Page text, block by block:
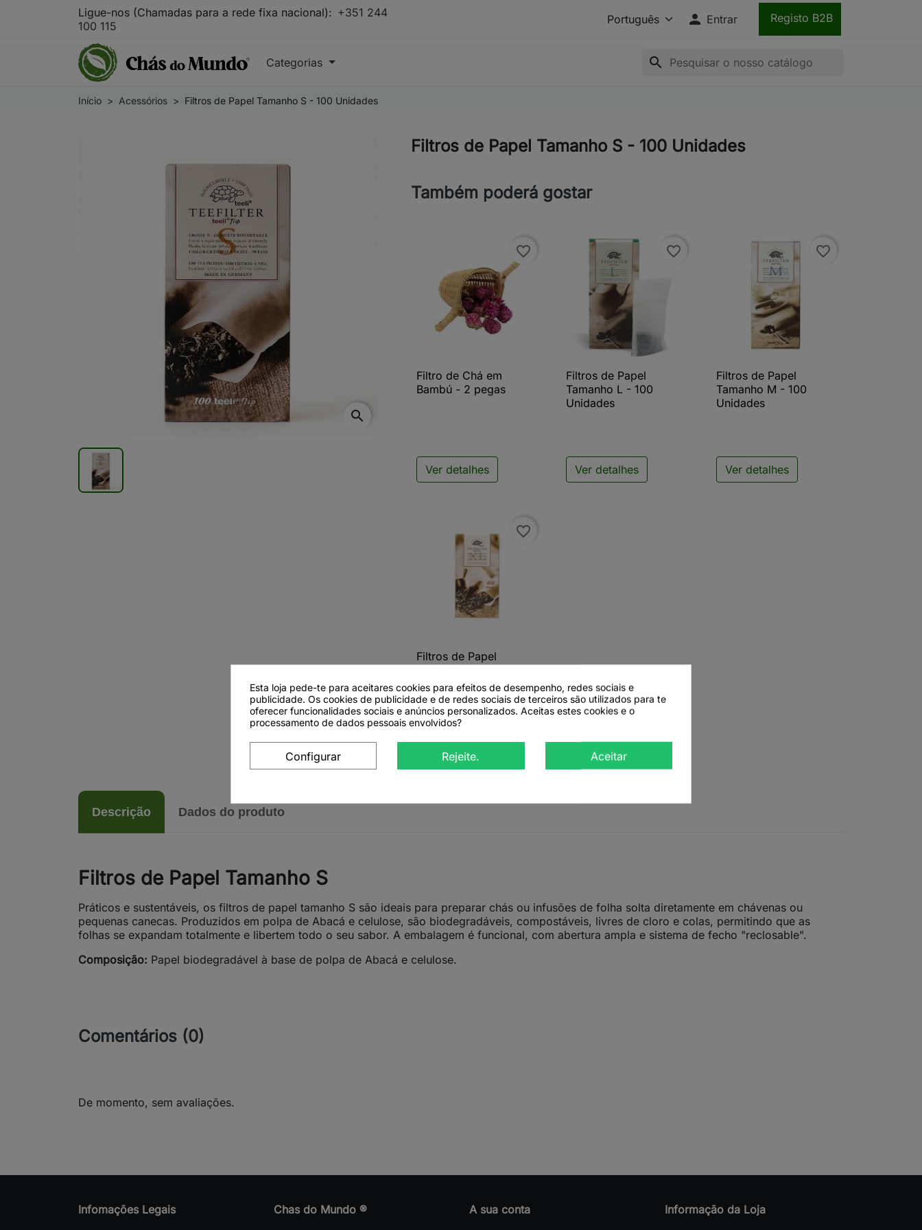
Ligue-nos (Chamadas para a rede fixa nacional): +351 244
100 115
 Entrar Registo B2B
Categorias search
Início Acessórios Filtros de Papel Tamanho S - 100 Unidades
search
Filtros de Papel Tamanho S - 100 Unidades
Também poderá gostar
favorite_border
 Vista rápida
Filtro de Chá em
Bambú - 2 pegas
Ver detalhes
favorite_border
 Vista rápida
Filtros de Papel
Tamanho L - 100
Unidades
Ver detalhes
favorite_border
 Vista rápida
Filtros de Papel
Tamanho M - 100
Unidades
Ver detalhes
favorite_border
 Vista rápida
Filtros de Papel
Tamanho XL - 60
Unidades
Ver detalhes
Descrição Dados do produto
Filtros de Papel Tamanho S
Práticos e sustentáveis, os filtros de papel tamanho S são ideais para preparar chás ou infusões de folha solta diretamente em chávenas ou
pequenas canecas. Produzidos em polpa de Abacá e celulose, são biodegradáveis, compostáveis, livres de cloro e colas, permitindo que as
folhas se expandam totalmente e libertem todo o seu sabor. A embalagem é funcional, com abertura ampla e sistema de fecho "reclosable".
Composição: Papel biodegradável à base de polpa de Abacá e celulose.
Comentários (0)
De momento, sem avaliações.
Infomações Legais Chas do Mundo ® A sua conta Informação da Loja
Esta loja pede-te para aceitares cookies para efeitos de desempenho, redes sociais e
publicidade. Os cookies de publicidade e de redes sociais de terceiros são utilizados para te
oferecer funcionalidades sociais e anúncios personalizados. Aceitas estes cookies e o
processamento de dados pessoais envolvidos?
Configurar Rejeite. Aceitar